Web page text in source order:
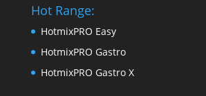
Hot Range:
HotmixPRO Easy
HotmixPRO Gastro
HotmixPRO Gastro X